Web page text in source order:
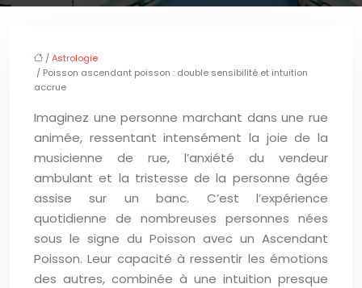
/Astrologie
/ Poisson ascendant poisson : double sensibilité et intuition
accrue
Imaginez une personne marchant dans une rue
animée, ressentant intensément la joie de la
musicienne de rue, l’anxiété du vendeur
ambulant et la tristesse de la personne âgée
assise sur un banc. C’est l’expérience
quotidienne de nombreuses personnes nées
sous le signe du Poisson avec un Ascendant
Poisson. Leur capacité à ressentir les émotions
des autres, combinée à une intuition presque